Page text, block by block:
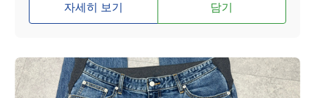
자세히 보기 담기